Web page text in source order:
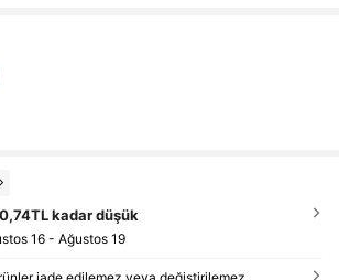
Günlük ve Tatil Kullan
kadar düşük
16 - Ağustos 19